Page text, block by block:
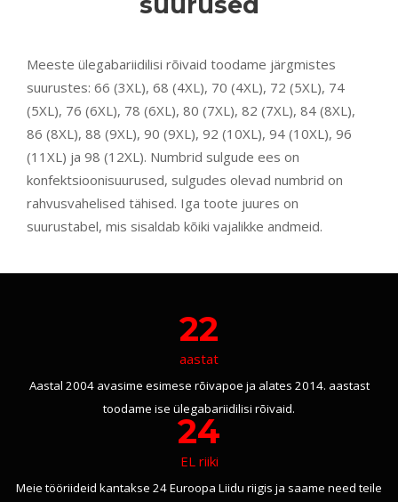
Meeste ülegabariidilisi rõivaid toodame järgmistes
suurustes: 66 (3XL), 68 (4XL), 70 (4XL), 72 (5XL), 74
(5XL), 76 (6XL), 78 (6XL), 80 (7XL), 82 (7XL), 84 (8XL),
86 (8XL), 88 (9XL), 90 (9XL), 92 (10XL), 94 (10XL), 96
(11XL) ja 98 (12XL). Numbrid sulgude ees on
konfektsioonisuurused, sulgudes olevad numbrid on
rahvusvahelised tähised. Iga toote juures on
suurustabel, mis sisaldab kõiki vajalikke andmeid.
22
aastat
Aastal 2004 avasime esimese rõivapoe ja alates 2014. aastast
toodame ise ülegabariidilisi rõivaid.
24
EL riiki
Meie tööriideid kantakse 24 Euroopa Liidu riigis ja saame need teile